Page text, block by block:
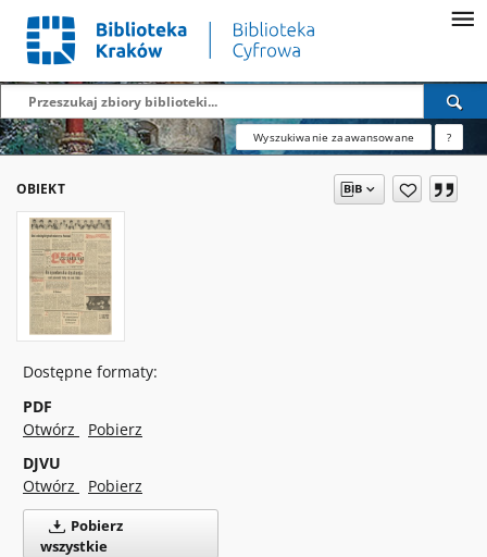
Wyszukiwanie zaawansowane ?
OBIEKT
Dostępne formaty:
PDF
Otwórz
Pobierz
DJVU
Otwórz
Pobierz
Pobierz
wszystkie